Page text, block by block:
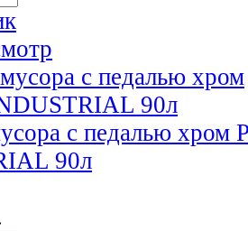
с педалью хром
90л